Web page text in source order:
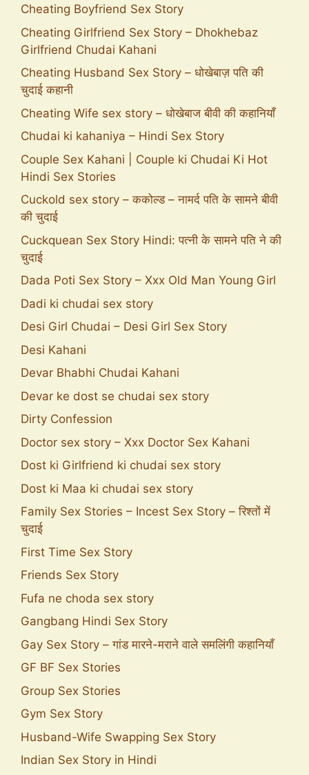
Cheating Boyfriend Sex Story
Cheating Girlfriend Sex Story – Dhokhebaz
Girlfriend Chudai Kahani
Cheating Husband Sex Story – धोखेबाज़ पति की
चुदाई कहानी
Cheating Wife sex story – धोखेबाज बीवी की कहानियाँ
Chudai ki kahaniya – Hindi Sex Story
Couple Sex Kahani | Couple ki Chudai Ki Hot
Hindi Sex Stories
Cuckold sex story – ककोल्ड – नामर्द पति के सामने बीवी
की चुदाई
Cuckquean Sex Story Hindi: पत्नी के सामने पति ने की
चुदाई
Dada Poti Sex Story – Xxx Old Man Young Girl
Dadi ki chudai sex story
Desi Girl Chudai – Desi Girl Sex Story
Desi Kahani
Devar Bhabhi Chudai Kahani
Devar ke dost se chudai sex story
Dirty Confession
Doctor sex story – Xxx Doctor Sex Kahani
Dost ki Girlfriend ki chudai sex story
Dost ki Maa ki chudai sex story
Family Sex Stories – Incest Sex Story – रिश्तों में
चुदाई
First Time Sex Story
Friends Sex Story
Fufa ne choda sex story
Gangbang Hindi Sex Story
Gay Sex Story – गांड मारने-मराने वाले समलिंगी कहानियाँ
GF BF Sex Stories
Group Sex Stories
Gym Sex Story
Husband-Wife Swapping Sex Story
Indian Sex Story in Hindi